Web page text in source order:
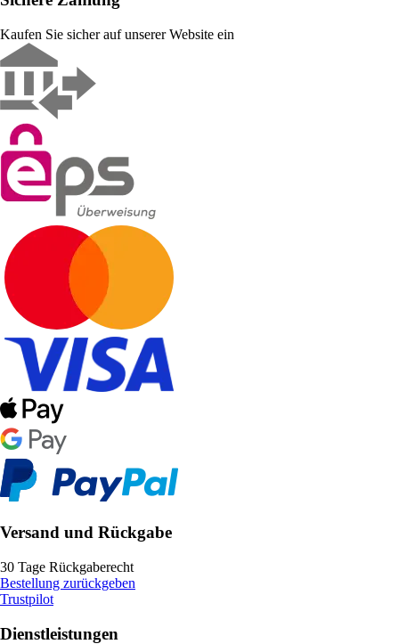
Kaufen Sie sicher auf unserer Website ein
Versand und Rückgabe
30 Tage Rückgaberecht
Bestellung zurückgeben
Trustpilot
Dienstleistungen